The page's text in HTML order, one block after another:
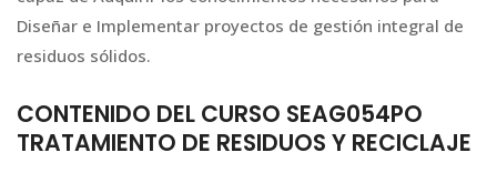
Diseñar e Implementar proyectos de gestión integral de
residuos sólidos.
CONTENIDO DEL CURSO SEAG054PO
TRATAMIENTO DE RESIDUOS Y RECICLAJE